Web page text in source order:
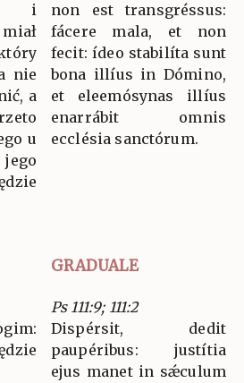
i
nie
a
u
non est transgréssus:
fácere mala, et non
fecit: ídeo stabilíta sunt
bona illíus in Dómino,
et eleemósynas illíus
enarrábit omnis
ecclésia sanctórum.
GRADUALE
Ps 111:9; 111:2
Dispérsit, dedit
paupéribus: justítia
ejus manet in sǽculum